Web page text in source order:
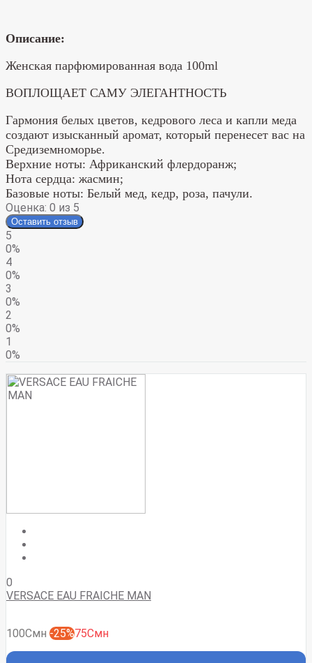
Описание:
Женская парфюмированная вода 100ml
ВОПЛОЩАЕТ САМУ ЭЛЕГАНТНОСТЬ
Гармония белых цветов, кедрового леса и капли меда
создают изысканный аромат, который перенесет вас на
Средиземноморье.
Верхние ноты: Африканский флердоранж;
Нота сердца: жасмин;
Базовые ноты: Белый мед, кедр, роза, пачули.
Оценка: 0 из 5
Оставить отзыв
5
0%
4
0%
3
0%
2
0%
1
0%
0
VERSACE EAU FRAICHE MAN
100Смн -25%75Смн